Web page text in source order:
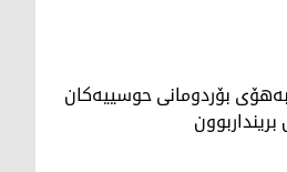
بۆردومانی حوسییەکان